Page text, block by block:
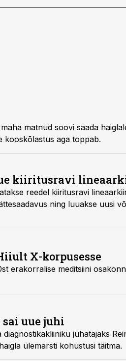
kooskõlastus aga toppab.
kiiritusravi
uusi võimalusi
X-korpusesse
uue juhi
juhataja, Sergei Nazarenko asus 2008. aasta suvel haigla ülemarsti kohustusi täitma.